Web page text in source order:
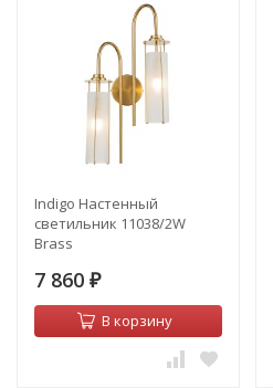
Indigo Настенный
светильник 11038/2W
Brass
7 860 ₽
В корзину